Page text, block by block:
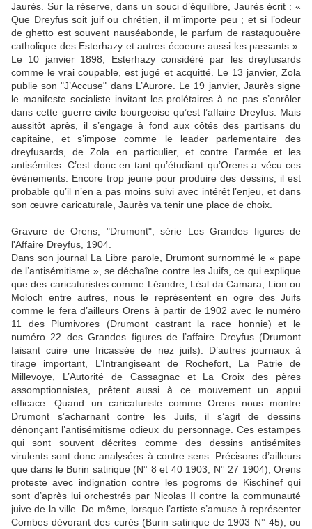
Jaurès. Sur la réserve, dans un souci d’équilibre, Jaurès écrit : «
Que Dreyfus soit juif ou chrétien, il m’importe peu ; et si l’odeur
de ghetto est souvent nauséabonde, le parfum de rastaquouère
catholique des Esterhazy et autres écoeure aussi les passants ».
Le 10 janvier 1898, Esterhazy considéré par les dreyfusards
comme le vrai coupable, est jugé et acquitté. Le 13 janvier, Zola
publie son "J’Accuse" dans L’Aurore. Le 19 janvier, Jaurès signe
le manifeste socialiste invitant les prolétaires à ne pas s’enrôler
dans cette guerre civile bourgeoise qu’est l’affaire Dreyfus. Mais
aussitôt après, il s’engage à fond aux côtés des partisans du
capitaine, et s’impose comme le leader parlementaire des
dreyfusards, de Zola en particulier, et contre l’armée et les
antisémites. C’est donc en tant qu’étudiant qu’Orens a vécu ces
événements. Encore trop jeune pour produire des dessins, il est
probable qu’il n’en a pas moins suivi avec intérêt l’enjeu, et dans
son œuvre caricaturale, Jaurès va tenir une place de choix.
Gravure de Orens, "Drumont", série Les Grandes figures de
l'Affaire Dreyfus, 1904.
Dans son journal La Libre parole, Drumont surnommé le « pape
de l’antisémitisme », se déchaîne contre les Juifs, ce qui explique
que des caricaturistes comme Léandre, Léal da Camara, Lion ou
Moloch entre autres, nous le représentent en ogre des Juifs
comme le fera d’ailleurs Orens à partir de 1902 avec le numéro
11 des Plumivores (Drumont castrant la race honnie) et le
numéro 22 des Grandes figures de l’affaire Dreyfus (Drumont
faisant cuire une fricassée de nez juifs). D’autres journaux à
tirage important, L’Intrangiseant de Rochefort, La Patrie de
Millevoye, L’Autorité de Cassagnac et La Croix des pères
assomptionnistes, prêtent aussi à ce mouvement un appui
efficace. Quand un caricaturiste comme Orens nous montre
Drumont s’acharnant contre les Juifs, il s’agit de dessins
dénonçant l’antisémitisme odieux du personnage. Ces estampes
qui sont souvent décrites comme des dessins antisémites
virulents sont donc analysées à contre sens. Précisons d’ailleurs
que dans le Burin satirique (N° 8 et 40 1903, N° 27 1904), Orens
proteste avec indignation contre les pogroms de Kischinef qui
sont d’après lui orchestrés par Nicolas II contre la communauté
juive de la ville. De même, lorsque l’artiste s’amuse à représenter
Combes dévorant des curés (Burin satirique de 1903 N° 45), ou